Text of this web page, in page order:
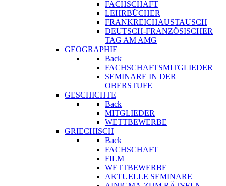
FACHSCHAFT
LEHRBÜCHER
FRANKREICHAUSTAUSCH
DEUTSCH-FRANZÖSISCHER
TAG AM AMG
GEOGRAPHIE
Back
FACHSCHAFTSMITGLIEDER
SEMINARE IN DER
OBERSTUFE
GESCHICHTE
Back
MITGLIEDER
WETTBEWERBE
GRIECHISCH
Back
FACHSCHAFT
FILM
WETTBEWERBE
AKTUELLE SEMINARE